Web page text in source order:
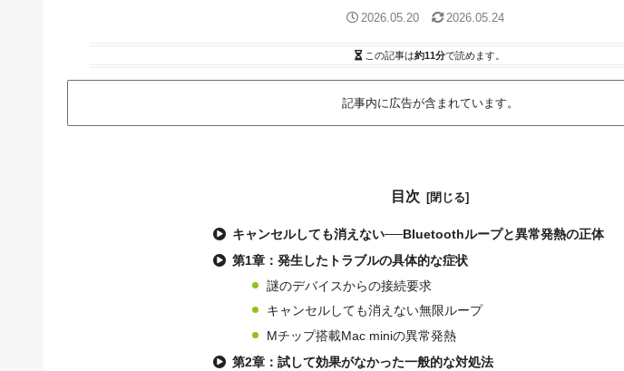
2026.05.20 2026.05.24
この記事は約11分で読めます。
記事内に広告が含まれています。
目次
キャンセルしても消えない──Bluetoothループと異常発熱の正体
第1章：発生したトラブルの具体的な症状
謎のデバイスからの接続要求
キャンセルしても消えない無限ループ
Mチップ搭載Mac miniの異常発熱
第2章：試して効果がなかった一般的な対処法